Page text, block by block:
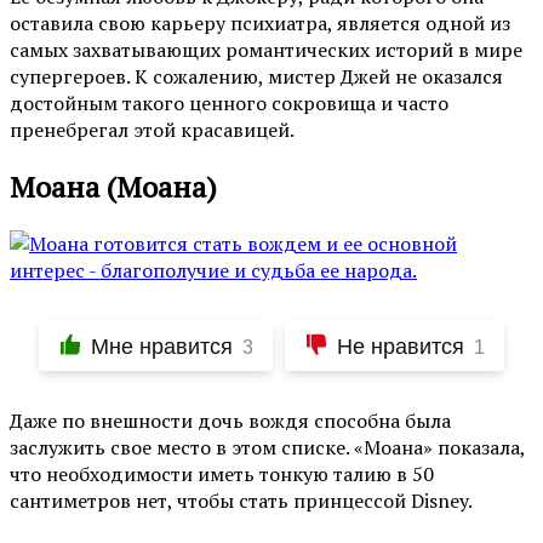
оставила свою карьеру психиатра, является одной из
самых захватывающих романтических историй в мире
супергероев. К сожалению, мистер Джей не оказался
достойным такого ценного сокровища и часто
пренебрегал этой красавицей.
Моана (Моана)
Мне нравится 3 Не нравится 1
Даже по внешности дочь вождя способна была
заслужить свое место в этом списке. «Моана» показала,
что необходимости иметь тонкую талию в 50
сантиметров нет, чтобы стать принцессой Disney.